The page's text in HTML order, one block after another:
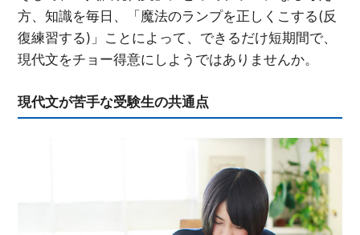
方、知識を毎日、「魔法のランプを正しくこする(反
復練習する)」ことによって、できるだけ短期間で、
現代文をチョー得意にしようではありませんか。
現代文が苦手な受験生の共通点